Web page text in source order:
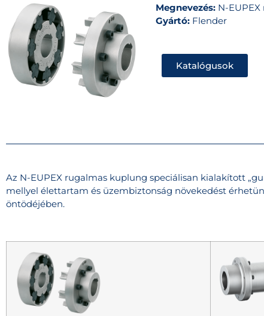
Megnevezés:N-EUPEX
Gyártó:Flender
Katalógusok
Az N-EUPEX rugalmas kuplung speciálisan kialakított
mellyel élettartam és üzembiztonság növekedést
öntödéjében.